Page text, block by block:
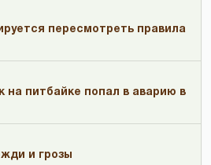
пересмотреть правила
на питбайке попал в аварию в
и грозы